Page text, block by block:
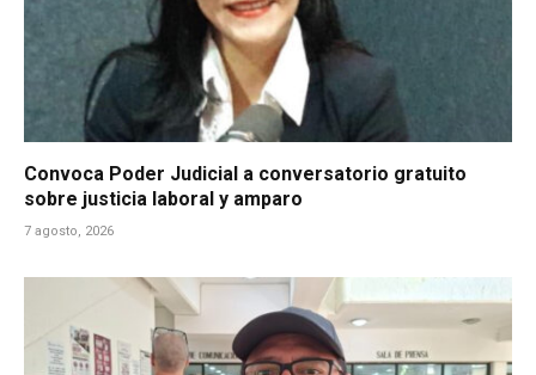
Convoca Poder Judicial a conversatorio gratuito
sobre justicia laboral y amparo
7 agosto, 2026